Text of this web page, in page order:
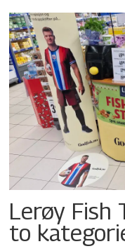
Lerøy Fish
to